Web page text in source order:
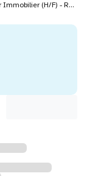
Entrepreneur Immobilier (H/F) - Rejoignez le 1er réseau de Conciergerie en France